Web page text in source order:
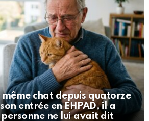
même chat depuis quatorze
entrée en EHPAD, il a
personne ne lui avait dit